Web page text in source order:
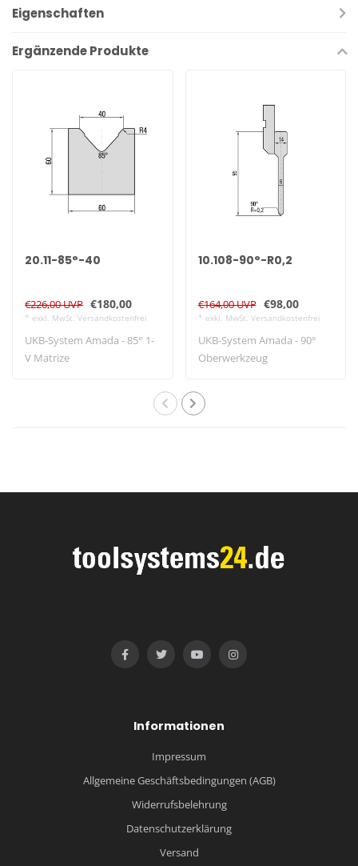
Eigenschaften
Ergänzende Produkte
20.11-85°-40
€226,00 UVP €180,00
* exkl. MwSt. Versandkostenfrei
UKB-System Amada - 85° 1-
V Matrize
10.108-90°-R0,2
€164,00 UVP €98,00
* exkl. MwSt. Versandkostenfrei
UKB-System Amada - 90°
Oberwerkzeug
Informationen
Impressum
Allgemeine Geschäftsbedingungen (AGB)
Widerrufsbelehrung
Datenschutzerklärung
Versand